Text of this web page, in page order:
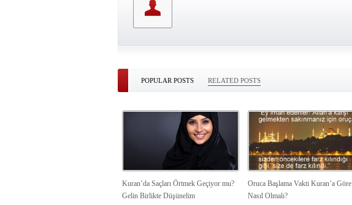
POPULAR POSTS RELATED POSTS
Kuran’da Saçları Örtmek Geçiyor mu?
Gelin Birlikte Düşünelim
Oruca Başlama Vakti Kuran’a Göre
Nasıl Olmalı?